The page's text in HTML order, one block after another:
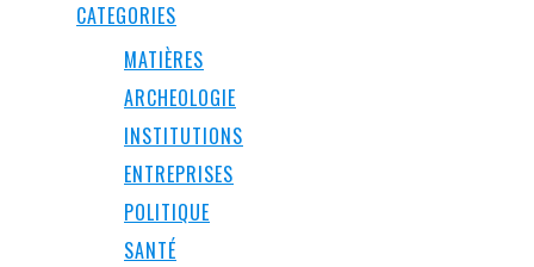
CATEGORIES
MATIÈRES
ARCHEOLOGIE
INSTITUTIONS
ENTREPRISES
POLITIQUE
SANTÉ